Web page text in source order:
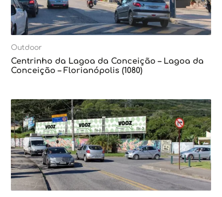
Outdoor
Centrinho da Lagoa da Conceição – Lagoa da
Conceição – Florianópolis (1080)